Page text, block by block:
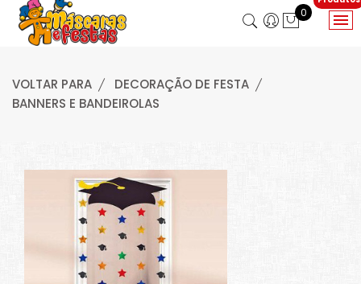
0
VOLTAR PARA
DECORAÇÃO DE FESTA
BANNERS E BANDEIROLAS